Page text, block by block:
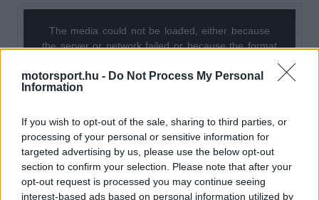
motorsport.hu - Do Not Process My Personal
Information
If you wish to opt-out of the sale, sharing to third parties, or
processing of your personal or sensitive information for
targeted advertising by us, please use the below opt-out
section to confirm your selection. Please note that after your
opt-out request is processed you may continue seeing
interest-based ads based on personal information utilized by
Video
a
window.
The media could not be loaded, either because
the server or network failed or because the format